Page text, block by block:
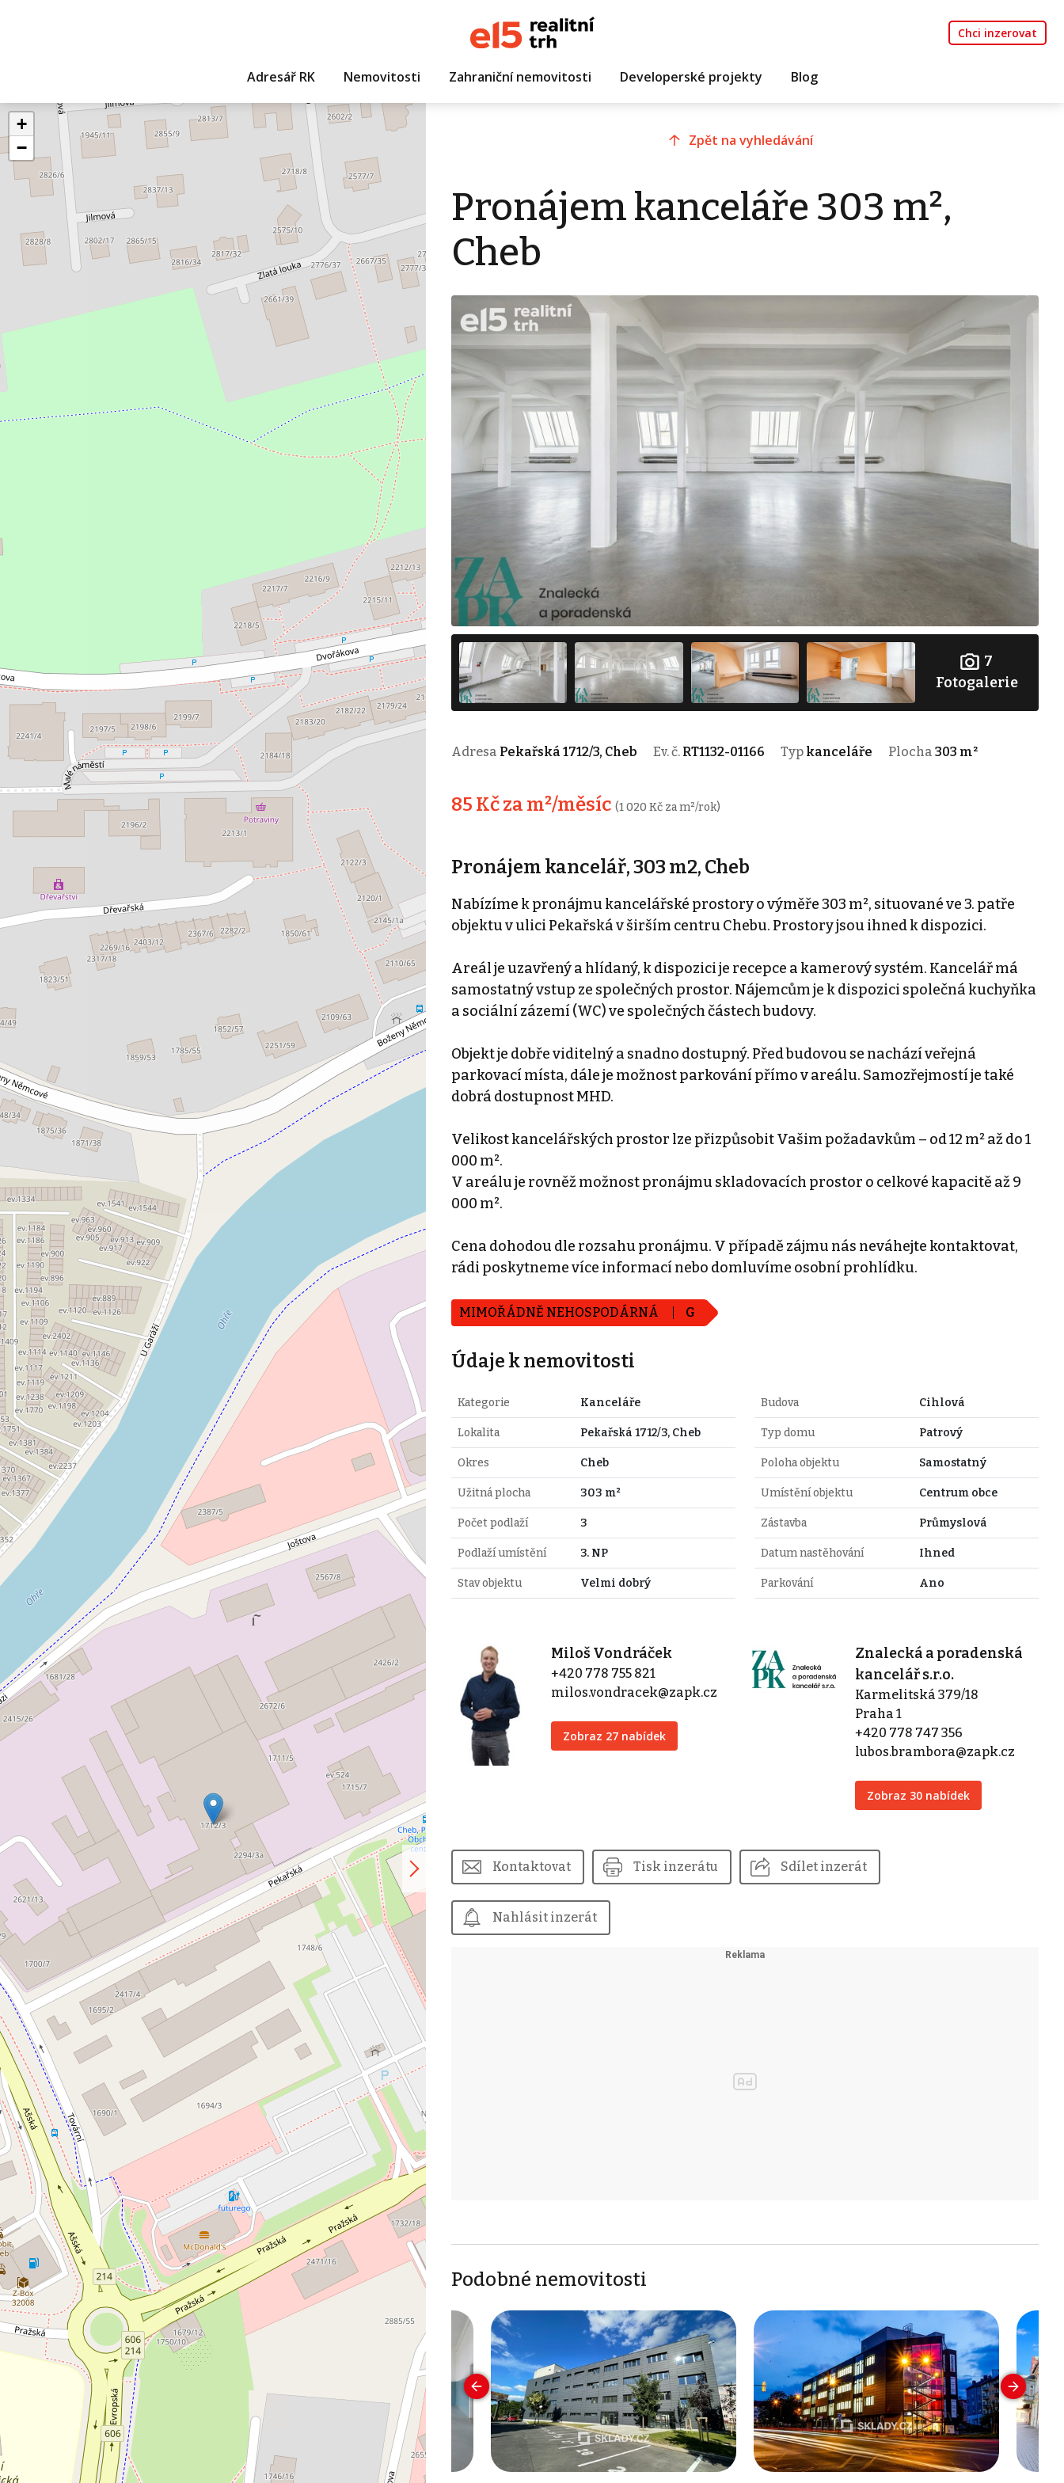
Chci inzerovat
Adresář RK Nemovitosti Zahraniční nemovitosti Developerské projekty Blog
+
−
Zpět na vyhledávání
Pronájem kanceláře 303 m²,
Cheb
7
Fotogalerie
Adresa Pekařská 1712/3, Cheb Ev. č. RT1132-01166 Typ kanceláře Plocha 303 m²
85 Kč za m²/měsíc (1 020 Kč za m²/rok)
Pronájem kancelář, 303 m2, Cheb
Nabízíme k pronájmu kancelářské prostory o výměře 303 m², situované ve 3. patře
objektu v ulici Pekařská v širším centru Chebu. Prostory jsou ihned k dispozici.
Areál je uzavřený a hlídaný, k dispozici je recepce a kamerový systém. Kancelář má
samostatný vstup ze společných prostor. Nájemcům je k dispozici společná kuchyňka
a sociální zázemí (WC) ve společných částech budovy.
Objekt je dobře viditelný a snadno dostupný. Před budovou se nachází veřejná
parkovací místa, dále je možnost parkování přímo v areálu. Samozřejmostí je také
dobrá dostupnost MHD.
Velikost kancelářských prostor lze přizpůsobit Vašim požadavkům – od 12 m² až do 1
000 m².
V areálu je rovněž možnost pronájmu skladovacích prostor o celkové kapacitě až 9
000 m².
Cena dohodou dle rozsahu pronájmu. V případě zájmu nás neváhejte kontaktovat,
rádi poskytneme více informací nebo domluvíme osobní prohlídku.
MIMOŘÁDNĚ NEHOSPODÁRNÁ G
Údaje k nemovitosti
Kategorie Kanceláře
Lokalita Pekařská 1712/3, Cheb
Okres Cheb
Užitná plocha 303 m²
Počet podlaží 3
Podlaží umístění 3. NP
Stav objektu Velmi dobrý
Budova Cihlová
Typ domu Patrový
Poloha objektu Samostatný
Umístění objektu Centrum obce
Zástavba Průmyslová
Datum nastěhování Ihned
Parkování Ano
Miloš Vondráček
+420 778 755 821
milos.vondracek@zapk.cz
Zobraz 27 nabídek
Znalecká a poradenská
kancelář s.r.o.
Karmelitská 379/18
Praha 1
+420 778 747 356
lubos.brambora@zapk.cz
Zobraz 30 nabídek
Kontaktovat Tisk inzerátu Sdílet inzerát
Nahlásit inzerát
Podobné nemovitosti